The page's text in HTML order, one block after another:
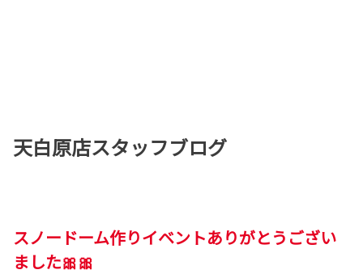
天白原店スタッフブログ
スノードーム作りイベントありがとうござい
ました🎀🎀